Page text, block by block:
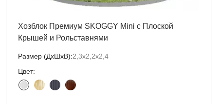
Хозблок Премиум SKOGGY Mini с Плоской
Крышей и Рольставнями
Размер (ДxШxВ):2,3х2,2х2,4
Цвет: